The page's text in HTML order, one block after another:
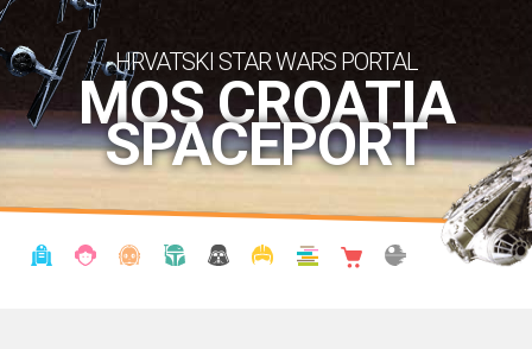
HRVATSKI STAR WARS PORTAL
MOS CROATIA
SPACEPORT